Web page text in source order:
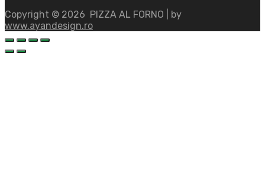
Copyright © 2026 PIZZA AL FORNO | by
www.ayandesign.ro